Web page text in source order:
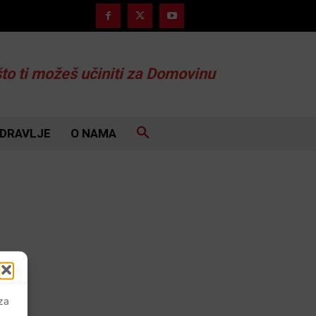
ti možeš učiniti za Domovinu
O NAMA